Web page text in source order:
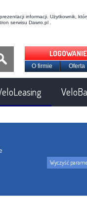
informacji. Użytkownik,
serwisu Dawro.pl .
LOGOWANIE
O firmie Oferta
Wyczyść